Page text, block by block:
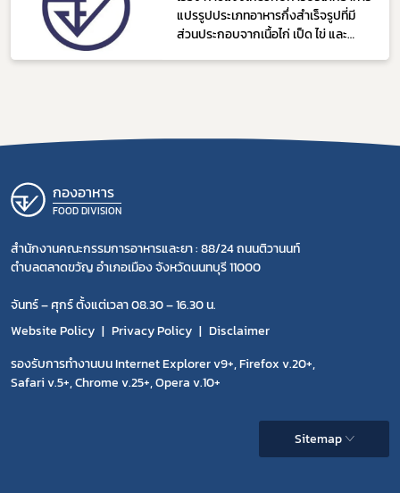
แปรรูปประเภทอาหารกึ่งสำเร็จรูปที่มี
ส่วนประกอบจากเนื้อไก่ เป็ด ไข่ และ
กองอาหาร
FOOD DIVISION
สำนักงานคณะกรรมการอาหารและยา : 88/24 ถนนติวานนท์
ตำบลตลาดขวัญ อำเภอเมือง จังหวัดนนทบุรี 11000
จันทร์ – ศุกร์ ตั้งแต่เวลา 08.30 – 16.30 น.
Website Policy
Privacy Policy
Disclaimer
รองรับการทำงานบน Internet Explorer v9+, Firefox v.20+,
Safari v.5+, Chrome v.25+, Opera v.10+
Sitemap